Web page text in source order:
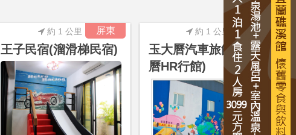
進階搜尋
屏東
約 1 公里
王子民宿(溜滑梯民宿)
屏東
約 1 公里
玉大曆汽車旅館(玉大
曆HR行館)